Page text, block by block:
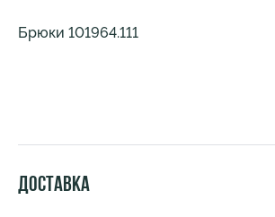
Брюки 101964.111
Доставка